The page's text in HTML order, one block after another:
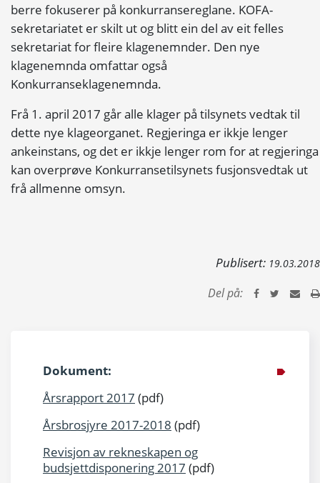
berre fokuserer på konkurransereglane. KOFA-
sekretariatet er skilt ut og blitt ein del av eit felles
sekretariat for fleire klagenemnder. Den nye
klagenemnda omfattar også
Konkurranseklagenemnda.
Frå 1. april 2017 går alle klager på tilsynets vedtak til
dette nye klageorganet. Regjeringa er ikkje lenger
ankeinstans, og det er ikkje lenger rom for at regjeringa
kan overprøve Konkurransetilsynets fusjonsvedtak ut
frå allmenne omsyn.
Publisert: 19.03.2018
Del på:
Dokument:
Årsrapport 2017 (pdf)
Årsbrosjyre 2017-2018 (pdf)
Revisjon av rekneskapen og
budsjettdisponering 2017 (pdf)